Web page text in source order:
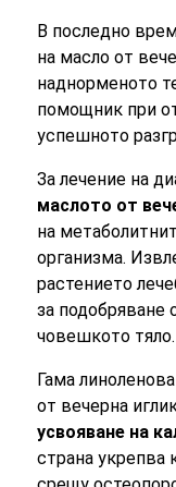
В последно
на масло от
наднорменото
помощник при
успешното
За лечение на
маслото от
на
организма.
растението
за подобряване
човешкото тяло.
Гама
от вечерна
усвояване на
страна укрепва